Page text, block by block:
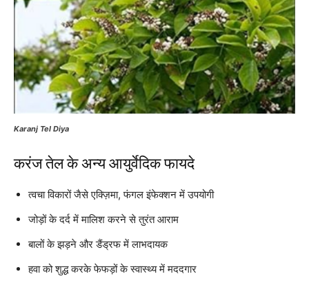
Karanj Tel Diya
करंज तेल के अन्य आयुर्वेदिक फायदे
त्वचा विकारों जैसे एक्ज़िमा, फंगल इंफेक्शन में उपयोगी
जोड़ों के दर्द में मालिश करने से तुरंत आराम
बालों के झड़ने और डैंड्रफ में लाभदायक
हवा को शुद्ध करके फेफड़ों के स्वास्थ्य में मददगार